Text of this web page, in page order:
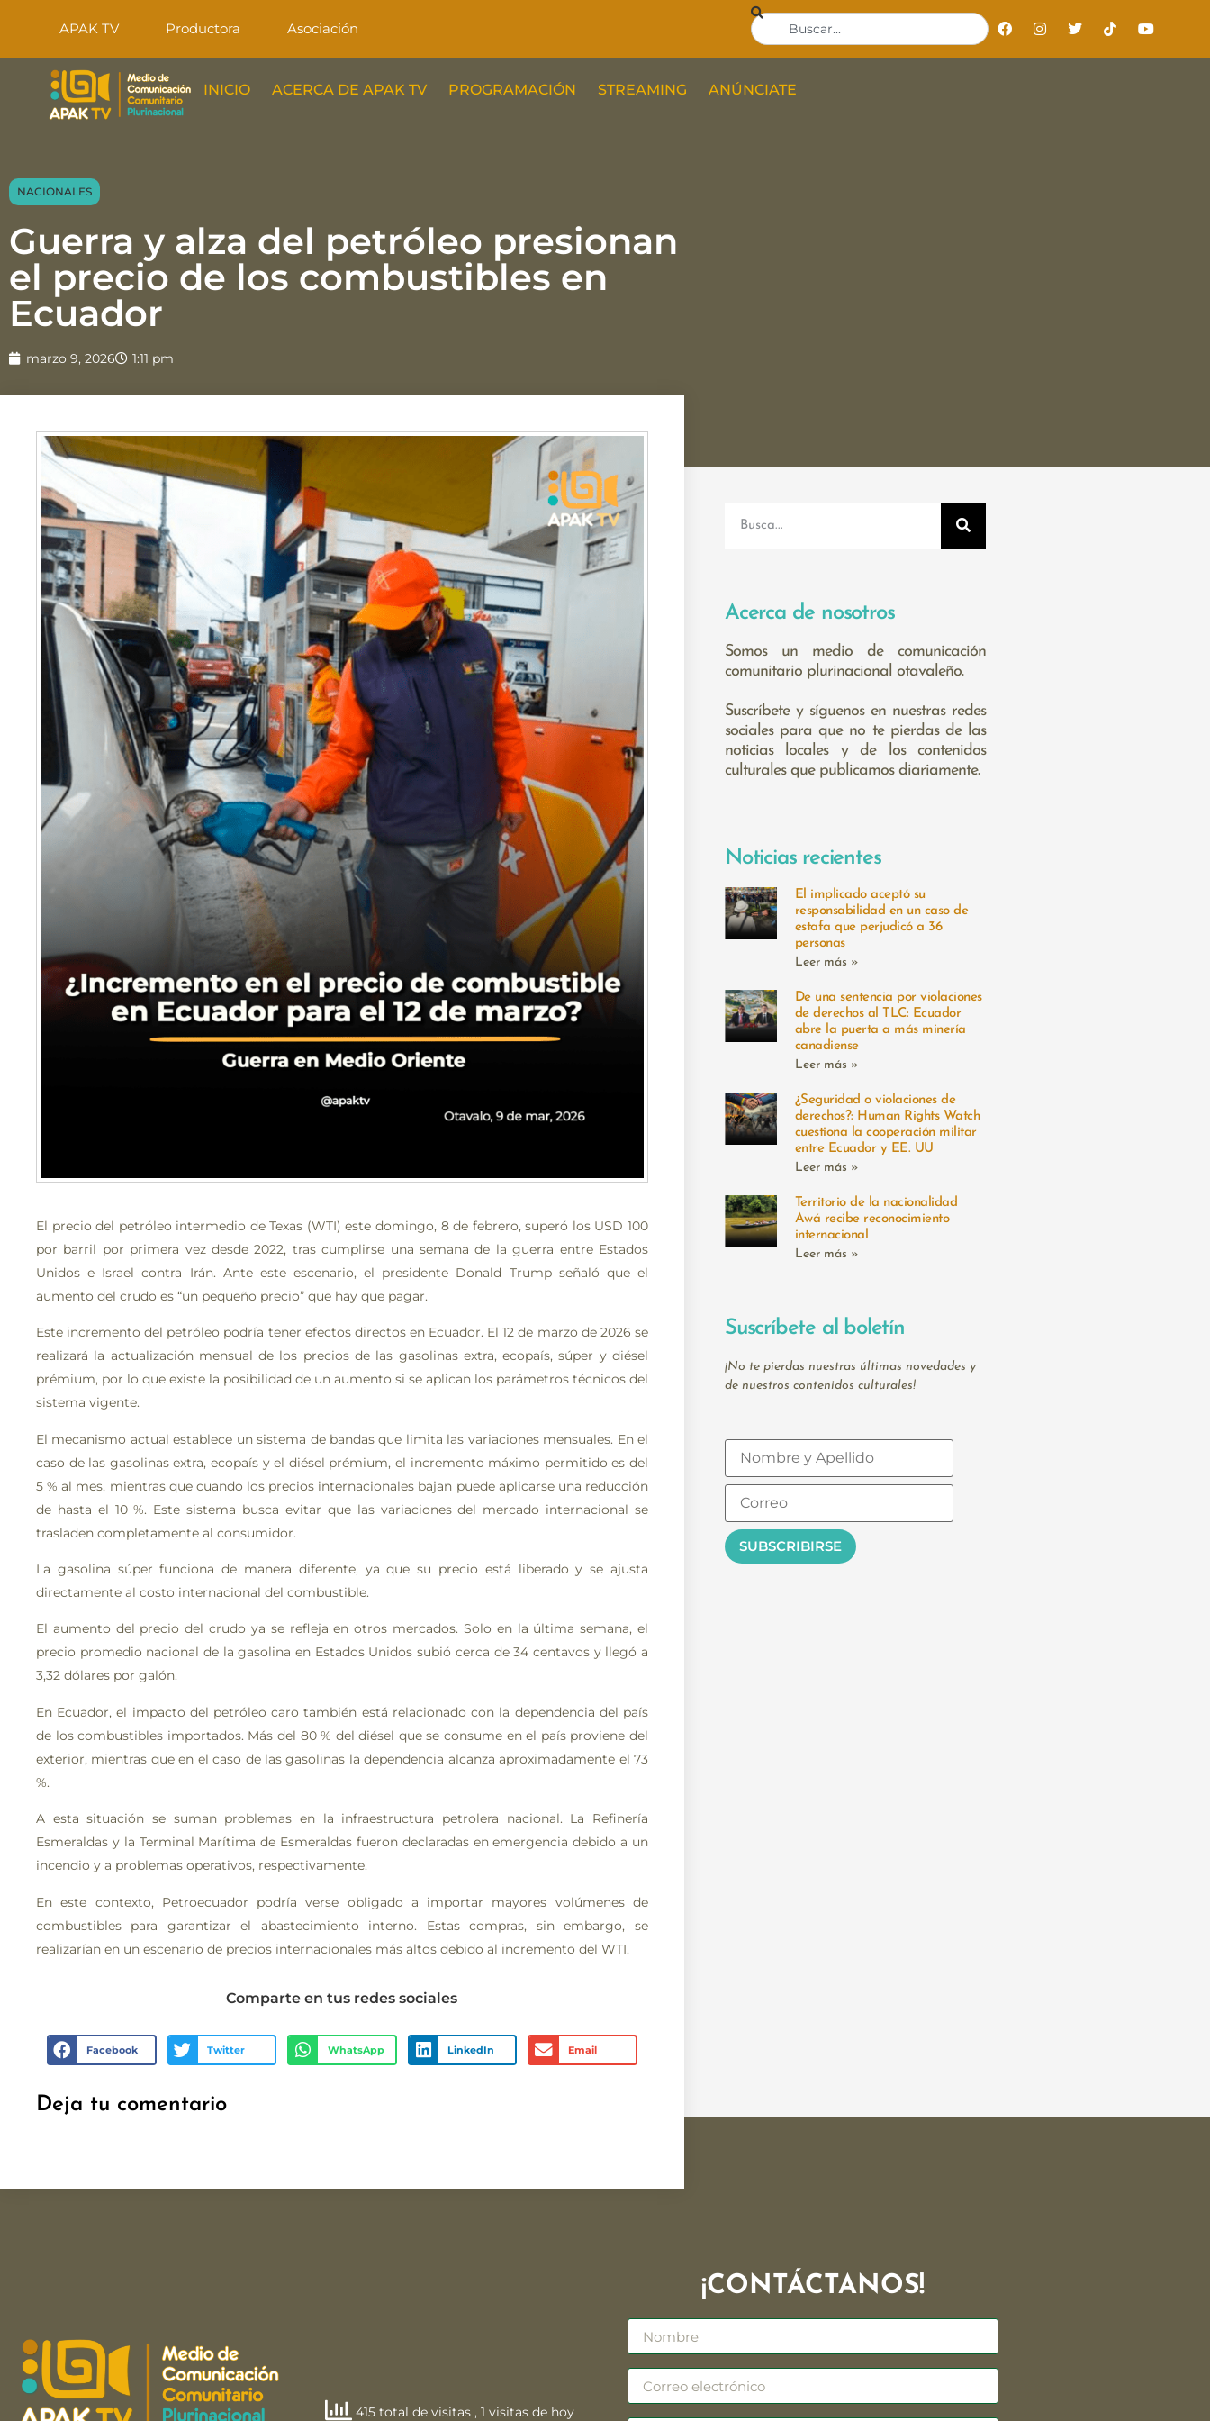
APAK TV Productora Asociación
INICIO ACERCA DE APAK TV PROGRAMACIÓN STREAMING ANÚNCIATE
NACIONALES
Guerra y alza del petróleo presionan
el precio de los combustibles en
Ecuador
marzo 9, 2026 1:11 pm
El precio del petróleo intermedio de Texas (WTI) este domingo, 8 de febrero, superó los USD 100
por barril por primera vez desde 2022, tras cumplirse una semana de la guerra entre Estados
Unidos e Israel contra Irán. Ante este escenario, el presidente Donald Trump señaló que el
aumento del crudo es “un pequeño precio” que hay que pagar.
Este incremento del petróleo podría tener efectos directos en Ecuador. El 12 de marzo de 2026 se
realizará la actualización mensual de los precios de las gasolinas extra, ecopaís, súper y diésel
prémium, por lo que existe la posibilidad de un aumento si se aplican los parámetros técnicos del
sistema vigente.
El mecanismo actual establece un sistema de bandas que limita las variaciones mensuales. En el
caso de las gasolinas extra, ecopaís y el diésel prémium, el incremento máximo permitido es del
5 % al mes, mientras que cuando los precios internacionales bajan puede aplicarse una reducción
de hasta el 10 %. Este sistema busca evitar que las variaciones del mercado internacional se
trasladen completamente al consumidor.
La gasolina súper funciona de manera diferente, ya que su precio está liberado y se ajusta
directamente al costo internacional del combustible.
El aumento del precio del crudo ya se refleja en otros mercados. Solo en la última semana, el
precio promedio nacional de la gasolina en Estados Unidos subió cerca de 34 centavos y llegó a
3,32 dólares por galón.
En Ecuador, el impacto del petróleo caro también está relacionado con la dependencia del país
de los combustibles importados. Más del 80 % del diésel que se consume en el país proviene del
exterior, mientras que en el caso de las gasolinas la dependencia alcanza aproximadamente el 73
%.
A esta situación se suman problemas en la infraestructura petrolera nacional. La Refinería
Esmeraldas y la Terminal Marítima de Esmeraldas fueron declaradas en emergencia debido a un
incendio y a problemas operativos, respectivamente.
En este contexto, Petroecuador podría verse obligado a importar mayores volúmenes de
combustibles para garantizar el abastecimiento interno. Estas compras, sin embargo, se
realizarían en un escenario de precios internacionales más altos debido al incremento del WTI.
Comparte en tus redes sociales
Facebook Twitter WhatsApp LinkedIn Email
Deja tu comentario
Acerca de nosotros
Somos un medio de comunicación
comunitario plurinacional otavaleño.
Suscríbete y síguenos en nuestras redes
sociales para que no te pierdas de las
noticias locales y de los contenidos
culturales que publicamos diariamente.
Noticias recientes
El implicado aceptó su
responsabilidad en un caso de
estafa que perjudicó a 36
personas
Leer más »
De una sentencia por violaciones
de derechos al TLC: Ecuador
abre la puerta a más minería
canadiense
Leer más »
¿Seguridad o violaciones de
derechos?: Human Rights Watch
cuestiona la cooperación militar
entre Ecuador y EE. UU
Leer más »
Territorio de la nacionalidad
Awá recibe reconocimiento
internacional
Leer más »
Suscríbete al boletín
¡No te pierdas nuestras últimas novedades y
de nuestros contenidos culturales!
415 total de visitas , 1 visitas de hoy
¡CONTÁCTANOS!